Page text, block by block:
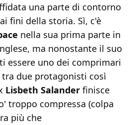
una parte di contorno
fini della storia. Sì, c'è
nella sua prima parte in
ma nonostante il suo
essere uno dei comprimari
due protagonisti così
Lisbeth Salander finisce
troppo compressa (colpa
più che